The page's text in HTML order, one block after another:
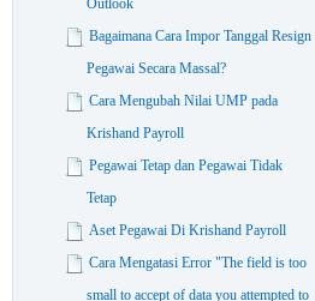
Outlook
Bagaimana Cara Impor Tanggal Resign
Pegawai Secara Massal?
Cara Mengubah Nilai UMP pada
Krishand Payroll
Pegawai Tetap dan Pegawai Tidak
Tetap
Aset Pegawai Di Krishand Payroll
Cara Mengatasi Error "The field is too
small to accept of data you attempted to